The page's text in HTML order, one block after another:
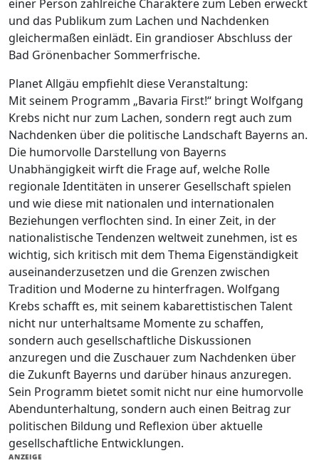
einer Person zahlreiche Charaktere zum Leben erweckt
und das Publikum zum Lachen und Nachdenken
gleichermaßen einlädt. Ein grandioser Abschluss der
Bad Grönenbacher Sommerfrische.
Planet Allgäu empfiehlt diese Veranstaltung:
Mit seinem Programm „Bavaria First!“ bringt Wolfgang
Krebs nicht nur zum Lachen, sondern regt auch zum
Nachdenken über die politische Landschaft Bayerns an.
Die humorvolle Darstellung von Bayerns
Unabhängigkeit wirft die Frage auf, welche Rolle
regionale Identitäten in unserer Gesellschaft spielen
und wie diese mit nationalen und internationalen
Beziehungen verflochten sind. In einer Zeit, in der
nationalistische Tendenzen weltweit zunehmen, ist es
wichtig, sich kritisch mit dem Thema Eigenständigkeit
auseinanderzusetzen und die Grenzen zwischen
Tradition und Moderne zu hinterfragen. Wolfgang
Krebs schafft es, mit seinem kabarettistischen Talent
nicht nur unterhaltsame Momente zu schaffen,
sondern auch gesellschaftliche Diskussionen
anzuregen und die Zuschauer zum Nachdenken über
die Zukunft Bayerns und darüber hinaus anzuregen.
Sein Programm bietet somit nicht nur eine humorvolle
Abendunterhaltung, sondern auch einen Beitrag zur
politischen Bildung und Reflexion über aktuelle
gesellschaftliche Entwicklungen.
ANZEIGE